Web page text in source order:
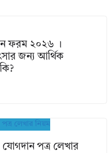
ফরম ২০২৬ ।
জন্য আর্থিক
পত্র লেখার